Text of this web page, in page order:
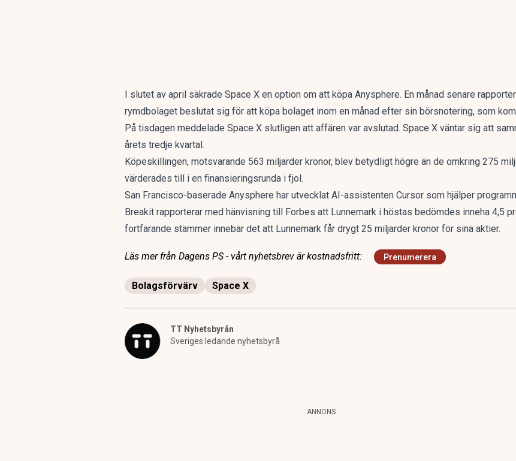
I slutet av april säkrade Space X en option om att köpa Anysphere. En månad senare
rymdbolaget beslutat sig för att köpa bolaget inom en månad efter sin börsnotering, som
På tisdagen meddelade Space X slutligen att affären var avslutad. Space X väntar sig att
årets tredje kvartal.
Köpeskillingen, motsvarande 563 miljarder kronor, blev betydligt högre än de omkring 275
värderades till i en finansieringsrunda i fjol.
San Francisco-baserade Anysphere har utvecklat AI-assistenten Cursor som hjälper
Breakit rapporterar med hänvisning till Forbes att Lunnemark i höstas bedömdes inneha 4,5
fortfarande stämmer innebär det att Lunnemark får drygt 25 miljarder kronor för sina aktier.
Läs mer från Dagens PS - vårt nyhetsbrev är kostnadsfritt: Prenumerera
Bolagsförvärv Space X
TT Nyhetsbyrån
Sveriges ledande nyhetsbyrå
ANNONS